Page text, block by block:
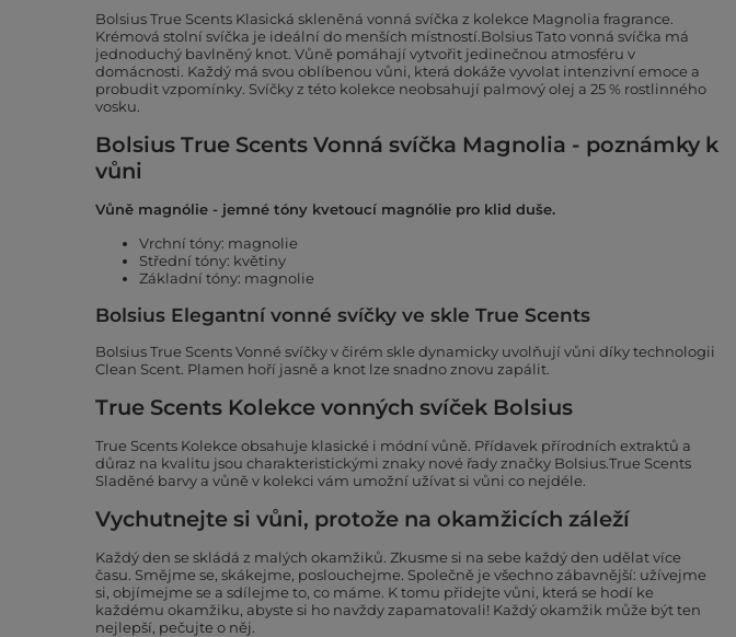
Bolsius True Scents Klasická skleněná vonná svíčka z kolekce Magnolia fragrance.
Krémová stolní svíčka je ideální do menších místností.Bolsius Tato vonná svíčka má
jednoduchý bavlněný knot. Vůně pomáhají vytvořit jedinečnou atmosféru v
domácnosti. Každý má svou oblíbenou vůni, která dokáže vyvolat intenzivní emoce a
probudit vzpomínky. Svíčky z této kolekce neobsahují palmový olej a 25 % rostlinného
vosku.
Bolsius True Scents Vonná svíčka Magnolia - poznámky k
vůni
Vůně magnólie - jemné tóny kvetoucí magnólie pro klid duše.
Vrchní tóny: magnolie
Střední tóny: květiny
Základní tóny: magnolie
Bolsius Elegantní vonné svíčky ve skle True Scents
Bolsius True Scents Vonné svíčky v čirém skle dynamicky uvolňují vůni díky technologii
Clean Scent. Plamen hoří jasně a knot lze snadno znovu zapálit.
True Scents Kolekce vonných svíček Bolsius
True Scents Kolekce obsahuje klasické i módní vůně. Přídavek přírodních extraktů a
důraz na kvalitu jsou charakteristickými znaky nové řady značky Bolsius.True Scents
Sladěné barvy a vůně v kolekci vám umožní užívat si vůni co nejdéle.
Vychutnejte si vůni, protože na okamžicích záleží
Každý den se skládá z malých okamžiků. Zkusme si na sebe každý den udělat více
času. Smějme se, skákejme, poslouchejme. Společně je všechno zábavnější: užívejme
si, objímejme se a sdílejme to, co máme. K tomu přidejte vůni, která se hodí ke
každému okamžiku, abyste si ho navždy zapamatovali! Každý okamžik může být ten
nejlepší, pečujte o něj.